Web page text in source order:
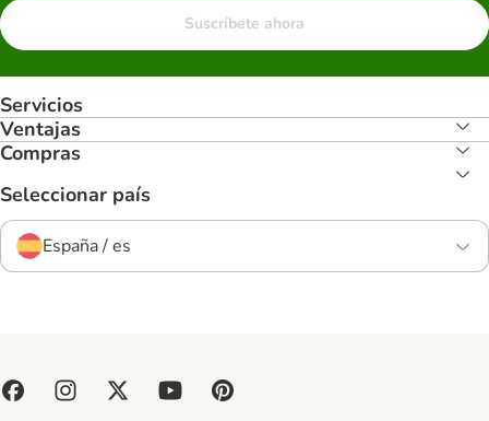
Suscríbete ahora
Servicios
Ventajas
Compras
Seleccionar país
España / es